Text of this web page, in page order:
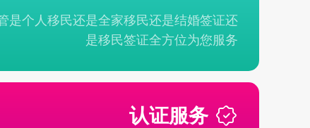
是个人移民还是全家移民还是结婚签证还
是移民签证全方位为您服务
认证服务